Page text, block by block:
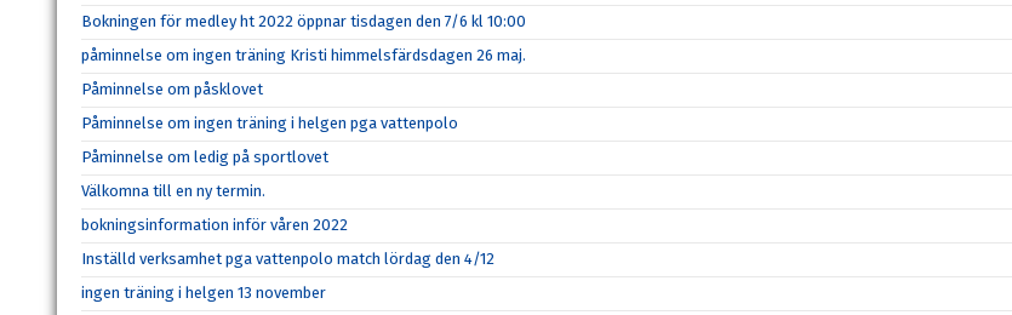
Bokningen för medley ht 2022 öppnar tisdagen den 7/6 kl 10:00
påminnelse om ingen träning Kristi himmelsfärdsdagen 26 maj.
Påminnelse om påsklovet
Påminnelse om ingen träning i helgen pga vattenpolo
Påminnelse om ledig på sportlovet
Välkomna till en ny termin.
bokningsinformation inför våren 2022
Inställd verksamhet pga vattenpolo match lördag den 4/12
ingen träning i helgen 13 november